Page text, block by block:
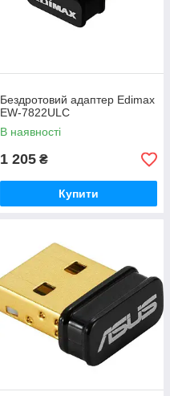
Бездротовий адаптер Edimax
EW-7822ULC
В наявності
1 205 ₴
Купити